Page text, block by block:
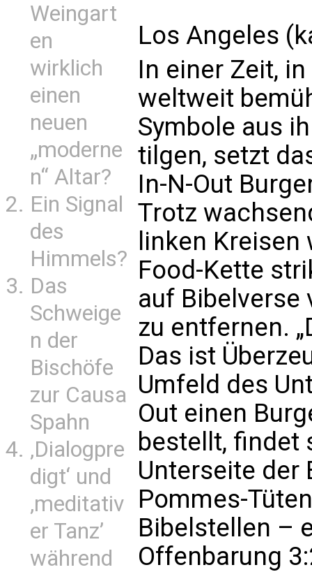
Weingart
en
wirklich
einen
neuen
„moderne
n“ Altar?
Ein Signal
des
Himmels?
Das
Schweige
n der
Bischöfe
zur Causa
Spahn
‚Dialogpre
digt‘ und
‚meditativ
er Tanz’
während
Los Angeles
In einer Zeit,
weltweit
Symbole aus
tilgen, setzt
In-N-Out
Trotz
linken
Food-Kette
auf Bibelverse
zu entfernen.
Das ist
Umfeld des
Out einen
bestellt, findet
Unterseite der
Pommes-
Bibelstellen –
Offenbarung